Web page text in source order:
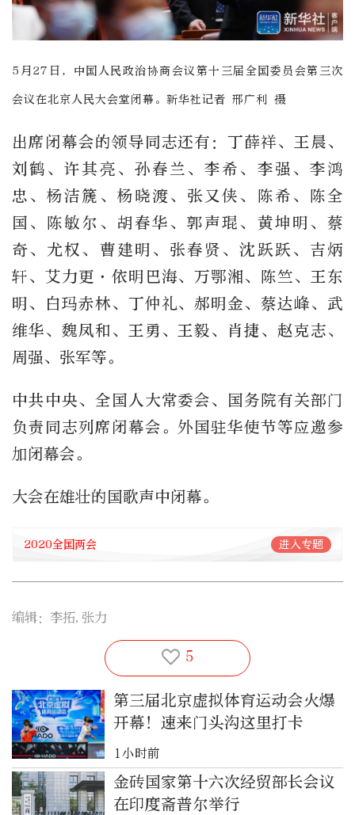
5月27日，中国人民政治协商会议第十三届全国委员会第三次
会议在北京人民大会堂闭幕。新华社记者 邢广利 摄
出席闭幕会的领导同志还有：丁薛祥、王晨、
刘鹤、许其亮、孙春兰、李希、李强、李鸿
忠、杨洁篪、杨晓渡、张又侠、陈希、陈全
国、陈敏尔、胡春华、郭声琨、黄坤明、蔡
奇、尤权、曹建明、张春贤、沈跃跃、吉炳
轩、艾力更·依明巴海、万鄂湘、陈竺、王东
明、白玛赤林、丁仲礼、郝明金、蔡达峰、武
维华、魏凤和、王勇、王毅、肖捷、赵克志、
周强、张军等。
中共中央、全国人大常委会、国务院有关部门
负责同志列席闭幕会。外国驻华使节等应邀参
加闭幕会。
大会在雄壮的国歌声中闭幕。
2020全国两会 进入专题
编辑：李拓,张力
5
第三届北京虚拟体育运动会火爆
开幕！速来门头沟这里打卡
1小时前
金砖国家第十六次经贸部长会议
在印度斋普尔举行